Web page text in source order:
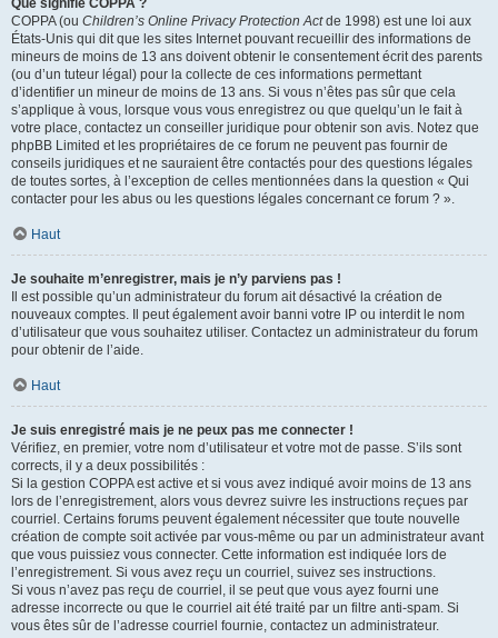
Que signifie COPPA ?
COPPA (ou Children’s Online Privacy Protection Actde 1998) est une loi aux
États-Unis qui dit que les sites Internet pouvant recueillir des informations de
mineurs de moins de 13 ans doivent obtenir le consentement écrit des parents
(ou d’un tuteur légal) pour la collecte de ces informations permettant
d’identifier un mineur de moins de 13 ans. Si vous n’êtes pas sûr que cela
s’applique à vous, lorsque vous vous enregistrez ou que quelqu’un le fait à
votre place, contactez un conseiller juridique pour obtenir son avis. Notez que
phpBB Limited et les propriétaires de ce forum ne peuvent pas fournir de
conseils juridiques et ne sauraient être contactés pour des questions légales
de toutes sortes, à l’exception de celles mentionnées dans la question « Qui
contacter pour les abus ou les questions légales concernant ce forum ? ».
Haut
Je souhaite m’enregistrer, mais je n’y parviens pas !
Il est possible qu’un administrateur du forum ait désactivé la création de
nouveaux comptes. Il peut également avoir banni votre IP ou interdit le nom
d’utilisateur que vous souhaitez utiliser. Contactez un administrateur du forum
pour obtenir de l’aide.
Haut
Je suis enregistré mais je ne peux pas me connecter !
Vérifiez, en premier, votre nom d’utilisateur et votre mot de passe. S’ils sont
corrects, il y a deux possibilités :
Si la gestion COPPA est active et si vous avez indiqué avoir moins de 13 ans
lors de l’enregistrement, alors vous devrez suivre les instructions reçues par
courriel. Certains forums peuvent également nécessiter que toute nouvelle
création de compte soit activée par vous-même ou par un administrateur avant
que vous puissiez vous connecter. Cette information est indiquée lors de
l’enregistrement. Si vous avez reçu un courriel, suivez ses instructions.
Si vous n’avez pas reçu de courriel, il se peut que vous ayez fourni une
adresse incorrecte ou que le courriel ait été traité par un filtre anti-spam. Si
vous êtes sûr de l’adresse courriel fournie, contactez un administrateur.